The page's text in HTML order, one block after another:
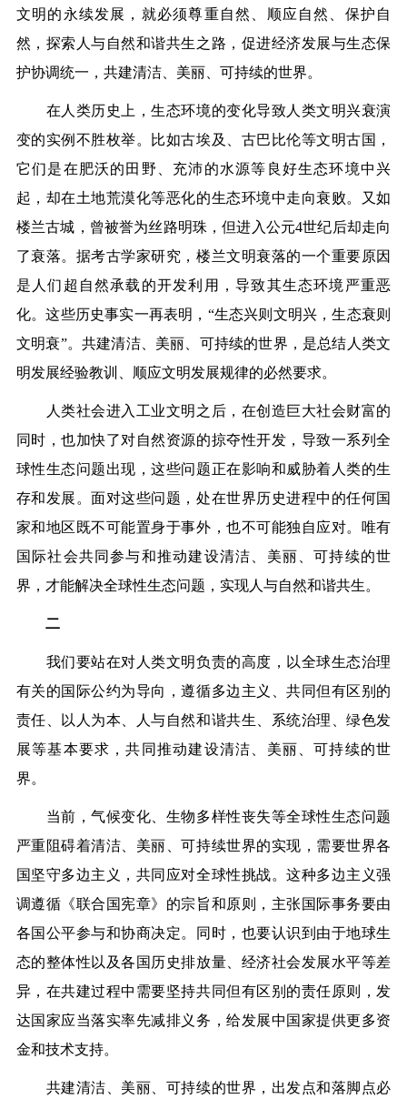
文明的永续发展，就必须尊重自然、顺应自然、保护自
然，探索人与自然和谐共生之路，促进经济发展与生态保
护协调统一，共建清洁、美丽、可持续的世界。
在人类历史上，生态环境的变化导致人类文明兴衰演
变的实例不胜枚举。比如古埃及、古巴比伦等文明古国，
它们是在肥沃的田野、充沛的水源等良好生态环境中兴
起，却在土地荒漠化等恶化的生态环境中走向衰败。又如
楼兰古城，曾被誉为丝路明珠，但进入公元4世纪后却走向
了衰落。据考古学家研究，楼兰文明衰落的一个重要原因
是人们超自然承载的开发利用，导致其生态环境严重恶
化。这些历史事实一再表明，“生态兴则文明兴，生态衰则
文明衰”。共建清洁、美丽、可持续的世界，是总结人类文
明发展经验教训、顺应文明发展规律的必然要求。
人类社会进入工业文明之后，在创造巨大社会财富的
同时，也加快了对自然资源的掠夺性开发，导致一系列全
球性生态问题出现，这些问题正在影响和威胁着人类的生
存和发展。面对这些问题，处在世界历史进程中的任何国
家和地区既不可能置身于事外，也不可能独自应对。唯有
国际社会共同参与和推动建设清洁、美丽、可持续的世
界，才能解决全球性生态问题，实现人与自然和谐共生。
二
我们要站在对人类文明负责的高度，以全球生态治理
有关的国际公约为导向，遵循多边主义、共同但有区别的
责任、以人为本、人与自然和谐共生、系统治理、绿色发
展等基本要求，共同推动建设清洁、美丽、可持续的世
界。
当前，气候变化、生物多样性丧失等全球性生态问题
严重阻碍着清洁、美丽、可持续世界的实现，需要世界各
国坚守多边主义，共同应对全球性挑战。这种多边主义强
调遵循《联合国宪章》的宗旨和原则，主张国际事务要由
各国公平参与和协商决定。同时，也要认识到由于地球生
态的整体性以及各国历史排放量、经济社会发展水平等差
异，在共建过程中需要坚持共同但有区别的责任原则，发
达国家应当落实率先减排义务，给发展中国家提供更多资
金和技术支持。
共建清洁、美丽、可持续的世界，出发点和落脚点必